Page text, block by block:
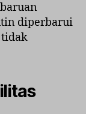
diperbarui